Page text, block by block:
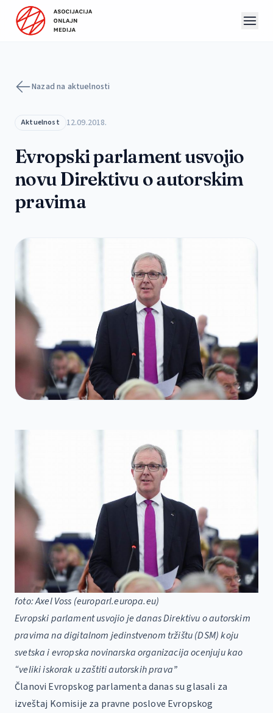
Preskoči na sadržaj
Nazad na aktuelnosti
Aktuelnost 12.09.2018.
Evropski parlament usvojio
novu Direktivu o autorskim
pravima
foto: Axel Voss (europarl.europa.eu)
Evropski parlament usvojio je danas Direktivu o autorskim
pravima na digitalnom jedinstvenom tržištu (DSM) koju
svetska i evropska novinarska organizacija ocenjuju kao
“veliki iskorak u zaštiti autorskih prava”
Članovi Evropskog parlamenta danas su glasali za
izveštaj Komisije za pravne poslove Evropskog